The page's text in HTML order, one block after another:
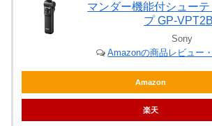
マンダー機能付シュー
プ GP-
Sony
Amazonの商品レビュー
Amazon
楽天